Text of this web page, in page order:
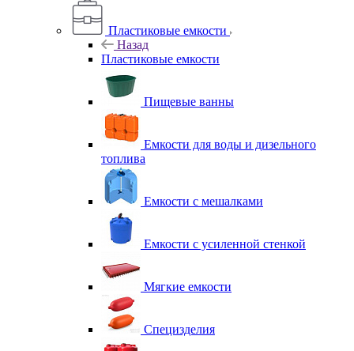
Пластиковые емкости
Назад
Пластиковые емкости
Пищевые ванны
Емкости для воды и дизельного
топлива
Емкости с мешалками
Емкости с усиленной стенкой
Мягкие емкости
Специзделия